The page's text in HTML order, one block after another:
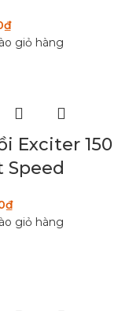
₫
giỏ hàng
Exciter 150
Speed
₫
giỏ hàng